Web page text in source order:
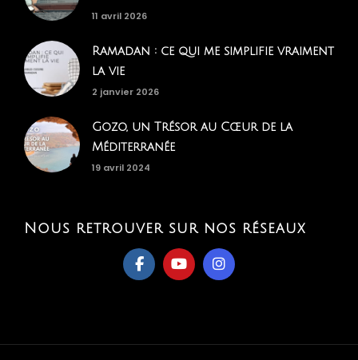
11 avril 2026
Ramadan : ce qui me simplifie vraiment
la vie
2 janvier 2026
Gozo, un Trésor au Cœur de la
Méditerranée
19 avril 2024
Nous retrouver sur nos réseaux